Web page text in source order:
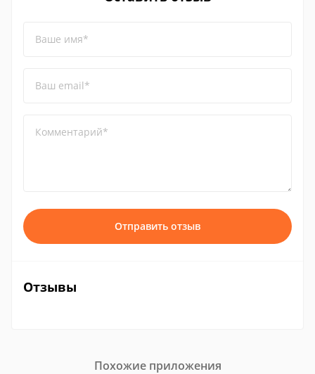
Ваше имя*
Ваш email*
Комментарий*
Отправить отзыв
Отзывы
Похожие приложения